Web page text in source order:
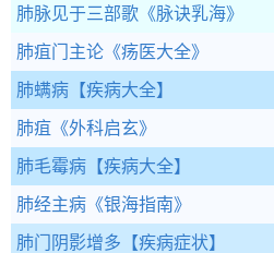
肺脉见于三部歌 《脉诀乳海》
肺疽门主论 《疡医大全》
肺螨病 【疾病大全】
肺疽 《外科启玄》
肺毛霉病 【疾病大全】
肺经主病 《银海指南》
肺门阴影增多 【疾病症状】